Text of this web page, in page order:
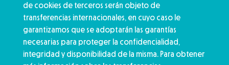
de cookies de terceros serán objeto de
transferencias internacionales, en cuyo caso le
garantizamos que se adoptarán las garantías
necesarias para proteger la confidencialidad,
integridad y disponibilidad de la misma. Para obtener